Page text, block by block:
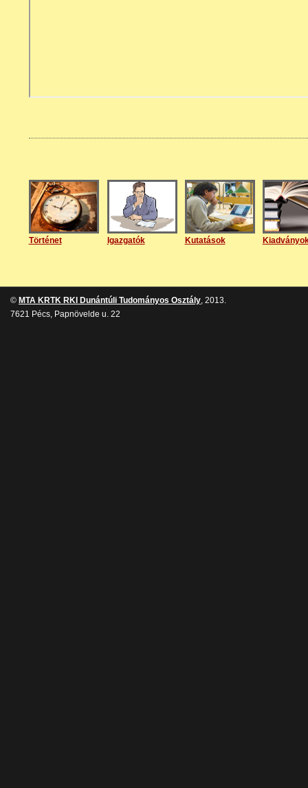
Történet Igazgatók Kutatások
© MTA KRTK RKI Dunántúli Tudományos Osztály, 2013.
7621 Pécs, Papnövelde u. 22